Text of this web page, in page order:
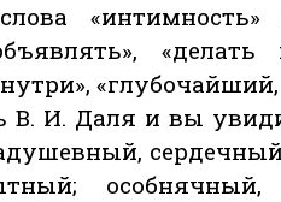
В. И. Даля и вы